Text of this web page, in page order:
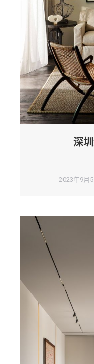
深
2023年9月5